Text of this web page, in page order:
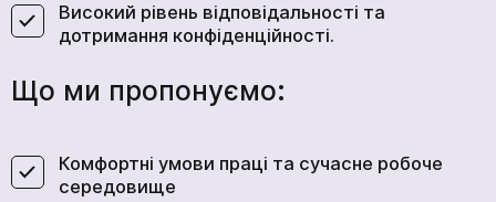
Високий рівень відповідальності та
дотримання конфіденційності.
Що ми пропонуємо:
Комфортні умови праці та сучасне робоче
середовище